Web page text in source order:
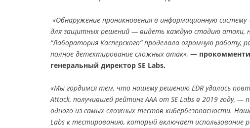
«Обнаружение проникновения в информационную
для защитных решений — видеть каждую стадию атаки,
“Лаборатория Касперского” проделала огромную работу,
полное детектирование сложных атак», —
генеральный директор SE Labs.
«Мы гордимся тем, что нашему решению EDR удалось
Attack, получившей рейтинг AAA от SE Labs в 2019 году,
одного из самых сложных тестов кибербезопасности.
Labs к тестированию, который включает использование